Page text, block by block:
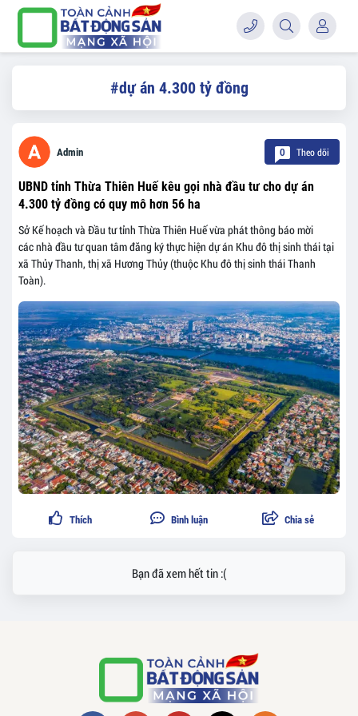
#dự án 4.300 tỷ đồng
Admin 0 Theo dõi
UBND tỉnh Thừa Thiên Huế kêu gọi nhà đầu tư cho dự án
4.300 tỷ đồng có quy mô hơn 56 ha
Sở Kế hoạch và Đầu tư tỉnh Thừa Thiên Huế vừa phát thông báo mời
các nhà đầu tư quan tâm đăng ký thực hiện dự án Khu đô thị sinh thái tại
xã Thủy Thanh, thị xã Hương Thủy (thuộc Khu đô thị sinh thái Thanh
Toàn).
Thích Bình luận Chia sẻ
Bạn đã xem hết tin :(